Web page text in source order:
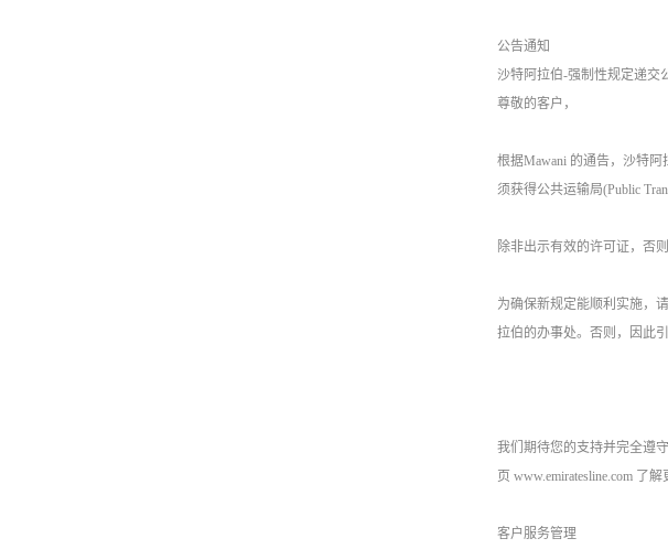
公告通知
沙特阿拉伯-强制性规定递交
尊敬的客户，
根据Mawani 的通告，沙特
须获得公共运输局(Public
除非出示有效的许可证，否
为确保新规定能顺利实施，
拉伯的办事处。否则，因此
我们期待您的支持并完全遵
页 www.emiratesline.com 了解
客户服务管理